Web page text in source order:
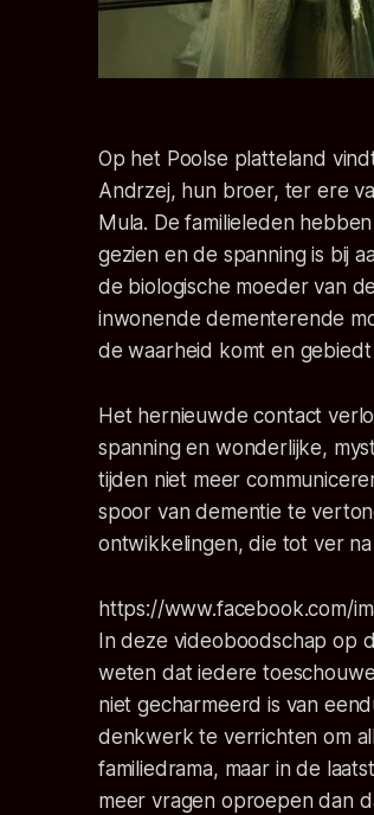
Op het Poolse platteland
Andrzej, hun broer, ter ere
Mula. De familieleden
gezien en de spanning is bij
de biologische moeder van
inwonende dementerende
de waarheid komt en gebiedt
Het hernieuwde contact
spanning en wonderlijke,
tijden niet meer
spoor van dementie te
ontwikkelingen, die tot ver
https://www.facebook.com/
In deze videoboodschap op
weten dat iedere
niet gecharmeerd is van
denkwerk te verrichten om
familiedrama, maar in de
meer vragen oproepen dan